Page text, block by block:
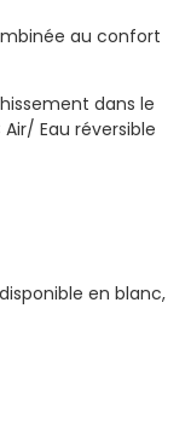
au confort
dans le
Eau réversible
en blanc,